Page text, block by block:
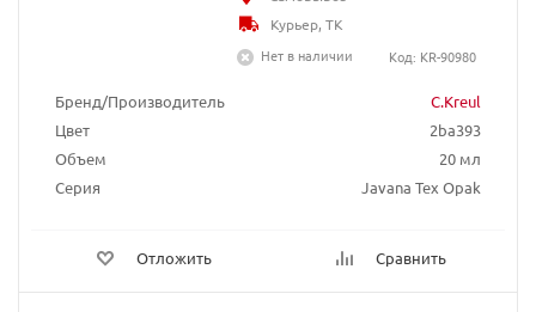
Бренд/Производитель
C.Kreul
Цвет
2ba393
Объем
20 мл
Серия
Javana Tex Opak
Отложить Сравнить
Курьер, ТК
Нет в наличии
Код: KR-90980